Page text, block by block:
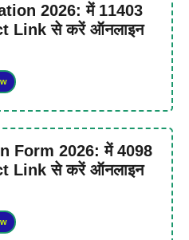
2026: में 11403
Link से करें ऑनलाइन
Form 2026: में 4098
Link से करें ऑनलाइन